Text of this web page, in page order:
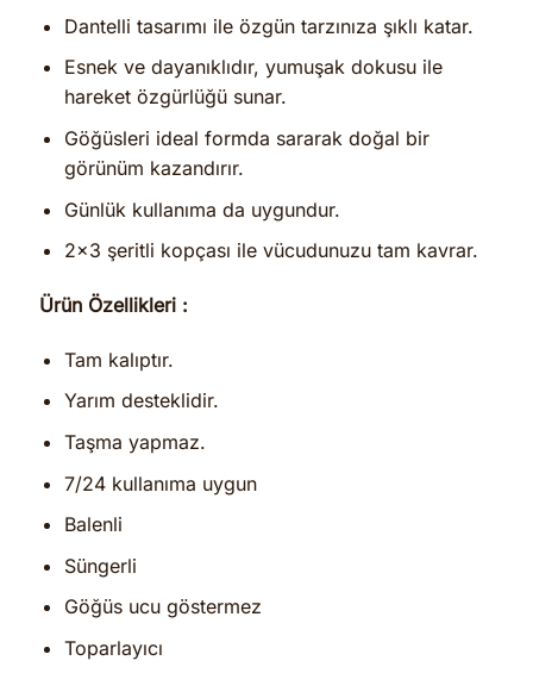
Dantelli tasarımı ile özgün tarzınıza şıklı katar.
Esnek ve dayanıklıdır, yumuşak dokusu ile
hareket özgürlüğü sunar.
Göğüsleri ideal formda sararak doğal bir
görünüm kazandırır.
Günlük kullanıma da uygundur.
2×3 şeritli kopçası ile vücudunuzu tam kavrar.
Ürün Özellikleri :
Tam kalıptır.
Yarım desteklidir.
Taşma yapmaz.
7/24 kullanıma uygun
Balenli
Süngerli
Göğüs ucu göstermez
Toparlayıcı